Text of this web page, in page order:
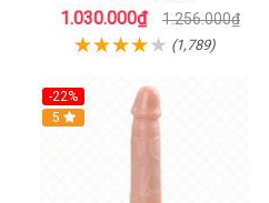
1.030.000₫ 1.256.000₫
(1,789)
-22%
Hot
5